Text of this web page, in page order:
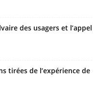
des usagers et l’appel
tirées de l’expérience de